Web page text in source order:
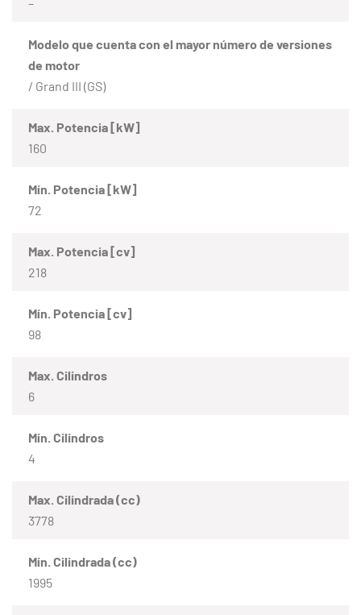
Modelo que cuenta con el mayor número de versiones
de motor
/ Grand III (GS)
Max. Potencia [kW]
160
Mín. Potencia [kW]
72
Max. Potencia [cv]
218
Mín. Potencia [cv]
98
Max. Cilindros
6
Mín. Cilindros
4
Max. Cilindrada (cc)
3778
Mín. Cilindrada (cc)
1995